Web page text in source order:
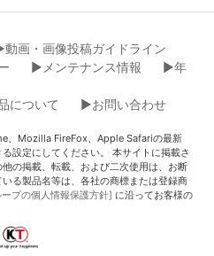
画・画像投稿ガイドライン
▶︎メンテナンス情報
▶︎年
について
▶︎お問い合わせ
、Mozilla FireFox、Apple Safariの最新
設定にしてください。 本サイトに掲載さ
の掲載、転載、および二次使用は、お断
る製品名等は、各社の商標または登録商
プの個人情報保護方針] に沿ってお客様の